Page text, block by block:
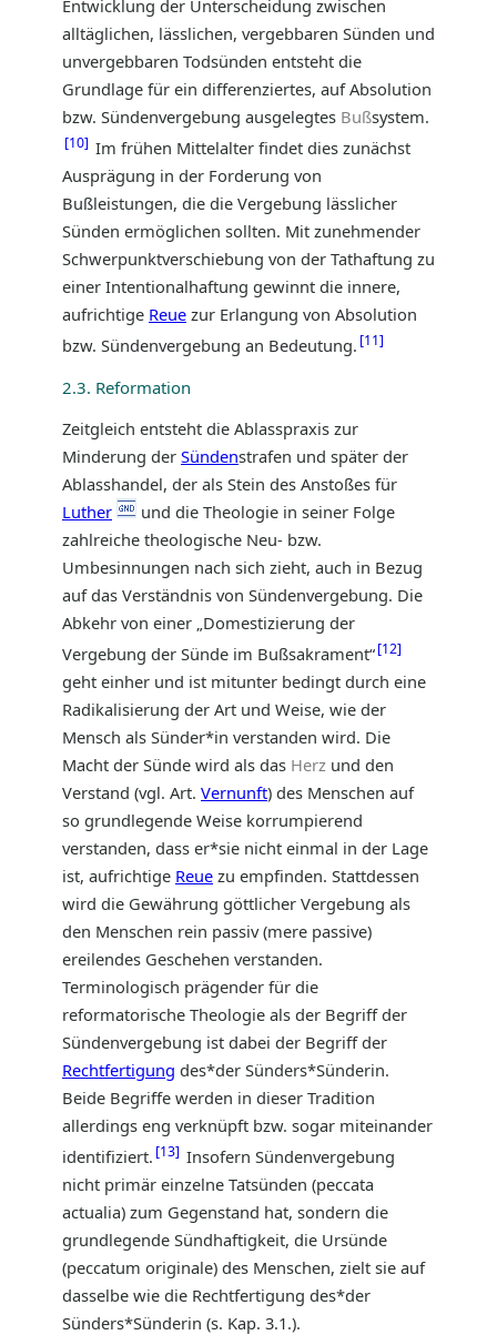
Entwicklung der Unterscheidung zwischen
alltäglichen, lässlichen, vergebbaren Sünden und
unvergebbaren Todsünden entsteht die
Grundlage für ein differenziertes, auf Absolution
bzw. Sündenvergebung ausgelegtes Bußsystem.
10 Im frühen Mittelalter findet dies zunächst
Ausprägung in der Forderung von
Bußleistungen, die die Vergebung lässlicher
Sünden ermöglichen sollten. Mit zunehmender
Schwerpunktverschiebung von der Tathaftung zu
einer Intentionalhaftung gewinnt die innere,
aufrichtige Reue zur Erlangung von Absolution
bzw. Sündenvergebung an Bedeutung. 11
2.3. Reformation
Zeitgleich entsteht die Ablasspraxis zur
Minderung der Sündenstrafen und später der
Ablasshandel, der als Stein des Anstoßes für
Luther
und die Theologie in seiner Folge
zahlreiche theologische Neu- bzw.
Umbesinnungen nach sich zieht, auch in Bezug
auf das Verständnis von Sündenvergebung. Die
Abkehr von einer „Domestizierung der
Vergebung der Sünde im Bußsakrament“ 12
geht einher und ist mitunter bedingt durch eine
Radikalisierung der Art und Weise, wie der
Mensch als Sünder*in verstanden wird. Die
Macht der Sünde wird als das Herz und den
Verstand (vgl. Art. Vernunft) des Menschen auf
so grundlegende Weise korrumpierend
verstanden, dass er*sie nicht einmal in der Lage
ist, aufrichtige Reue zu empfinden. Stattdessen
wird die Gewährung göttlicher Vergebung als
den Menschen rein passiv (mere passive)
ereilendes Geschehen verstanden.
Terminologisch prägender für die
reformatorische Theologie als der Begriff der
Sündenvergebung ist dabei der Begriff der
Rechtfertigung des*der Sünders*Sünderin.
Beide Begriffe werden in dieser Tradition
allerdings eng verknüpft bzw. sogar miteinander
identifiziert. 13 Insofern Sündenvergebung
nicht primär einzelne Tatsünden (peccata
actualia) zum Gegenstand hat, sondern die
grundlegende Sündhaftigkeit, die Ursünde
(peccatum originale) des Menschen, zielt sie auf
dasselbe wie die Rechtfertigung des*der
Sünders*Sünderin (s. Kap. 3.1.).